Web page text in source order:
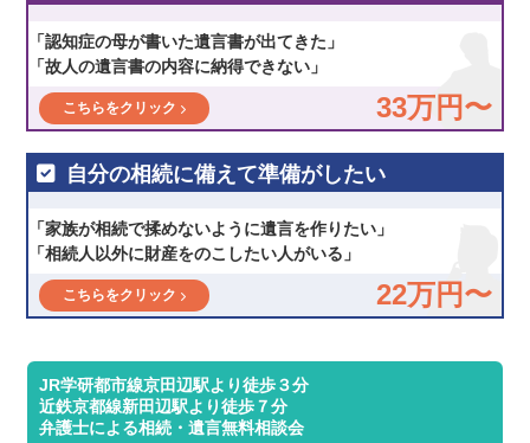
「認知症の母が書いた遺言書が出てきた」
「故人の遺言書の内容に納得できない」
33万円〜
こちらをクリック
自分の相続に備えて準備がしたい
「家族が相続で揉めないように遺言を作りたい」
「相続人以外に財産をのこしたい人がいる」
22万円〜
こちらをクリック
JR学研都市線京田辺駅より徒歩３分
近鉄京都線新田辺駅より徒歩７分
弁護士による相続・遺言無料相談会